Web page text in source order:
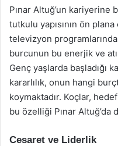
Pınar Altuğ’un kariyerine
tutkulu yapısının ön
televizyon
burcunun bu enerjik ve
Genç yaşlarda başladığı
kararlılık, onun hangi
koymaktadır. Koçlar,
bu özelliği Pınar Altuğ’da
Cesaret ve Liderlik